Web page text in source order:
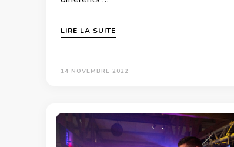
LIRE LA SUITE
14 NOVEMBRE 2022